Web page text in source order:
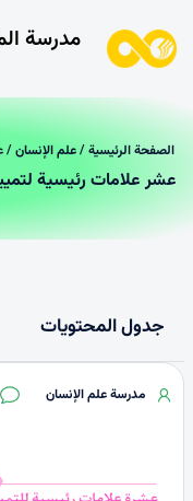
مدرسة
الصفحة الرئیسیة/علم الإنسان/
عشر علامات رئيسية
جدول المحتويات
مدرسة علم الإنسان